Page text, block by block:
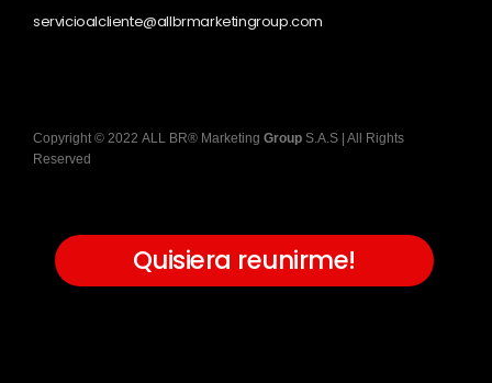
servicioalcliente@allbrmarketingroup.com
Copyright © 2022 ALL BR® Marketing Group S.A.S | All Rights
Reserved
Quisiera reunirme!